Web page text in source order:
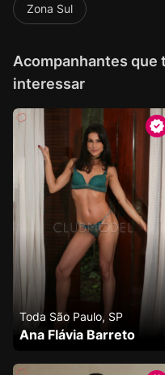
Zona Sul
Acompanhantes que
interessar
Toda São Paulo, SP
Ana Flávia Barreto